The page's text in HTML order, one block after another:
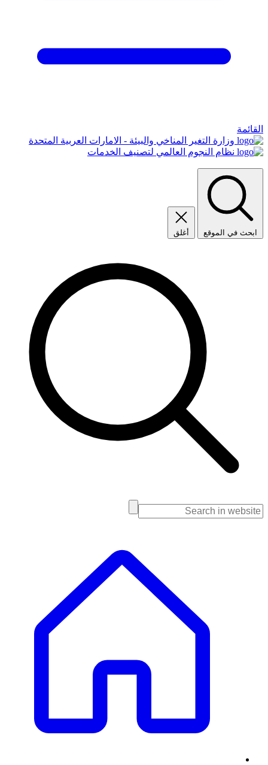
القائمة
وزارة التغير المناخي والبيئة - الامارات العربية المتحدة
نظام النجوم العالمي لتصنيف الخدمات
ابحث في الموقع أغلق